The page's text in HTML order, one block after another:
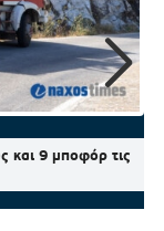
και 9 μποφόρ τις